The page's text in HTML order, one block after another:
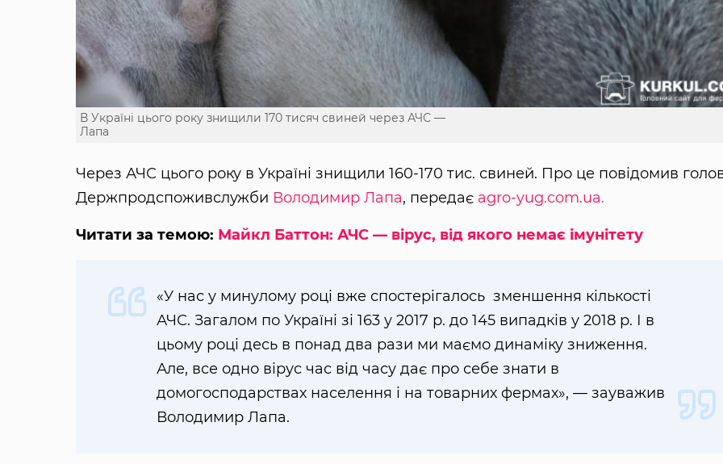
В Україні цього року знищили 170 тисяч свиней через АЧС —
Лапа
Через АЧС цього року в Україні знищили 160-170 тис. свиней. Про це повідомив
Держпродспоживслужби Володимир Лапа, передає agro-yug.com.ua.
Читати за темою: Майкл Баттон: АЧС — вірус, від якого немає імунітету
«У нас у минулому році вже спостерігалось зменшення кількості
АЧС. Загалом по Україні зі 163 у 2017 р. до 145 випадків у 2018 р. І в
цьому році десь в понад два рази ми маємо динаміку зниження.
Але, все одно вірус час від часу дає про себе знати в
домогосподарствах населення і на товарних фермах», — зауважив
Володимир Лапа.